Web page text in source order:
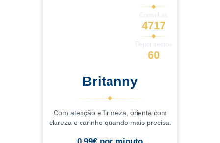
Consultas
4717
Depoimentos
60
Britanny
Com atenção e firmeza, orienta com
clareza e carinho quando mais precisa.
0,99€ por minuto